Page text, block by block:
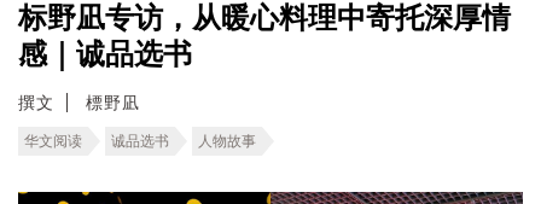
标野凪专访，从暖心料理中寄托深厚情
感｜诚品选书
撰文 標野凪
华文阅读 诚品选书 人物故事